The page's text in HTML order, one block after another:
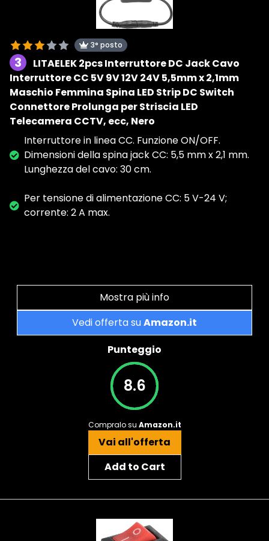
3° posto
3
LITAELEK 2pcs Interruttore DC Jack Cavo
Interruttore CC 5V 9V 12V 24V 5,5mm x 2,1mm
Maschio Femmina Spina LED Strip DC Switch
Connettore Prolunga per Striscia LED
Telecamera CCTV, ecc, Nero
Interruttore in linea CC. Funzione ON/OFF.
Dimensioni della spina jack CC: 5,5 mm x 2,1 mm.
Lunghezza del cavo: 30 cm.
Per tensione di alimentazione CC: 5 V-24 V;
corrente: 2 A max.
Mostra più info
Vedi offerta suAmazon.it
Punteggio
8.6
Compralo su Amazon.it
Vai all'offerta
Add to Cart